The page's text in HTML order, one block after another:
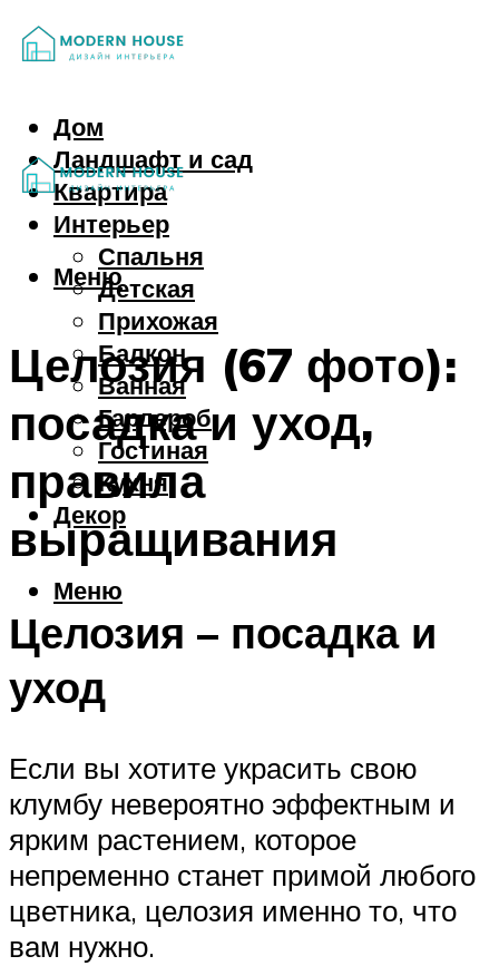
Дом
Ландшафт и сад
Квартира
Интерьер
Спальня
Детская
Прихожая
Балкон
Ванная
Гардероб
Гостиная
Кухня
Декор
Меню
Меню
Целозия (67 фото):
посадка и уход,
правила
выращивания
Целозия – посадка и
уход
Если вы хотите украсить свою
клумбу невероятно эффектным и
ярким растением, которое
непременно станет примой любого
цветника, целозия именно то, что
вам нужно.